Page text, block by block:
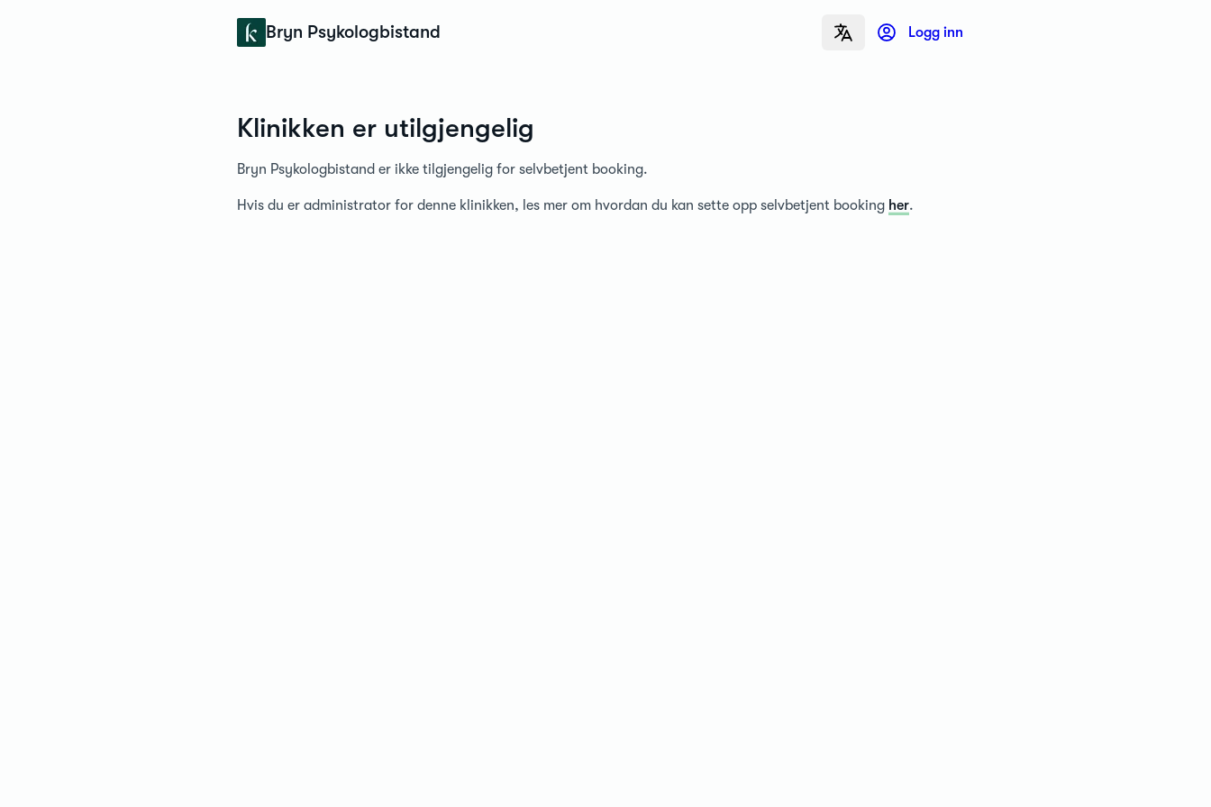
Bryn Psykologbistand Logg inn
Klinikken er utilgjengelig
Bryn Psykologbistand er ikke tilgjengelig for selvbetjent booking.
Hvis du er administrator for denne klinikken, les mer om hvordan du kan sette opp selvbetjent booking her.